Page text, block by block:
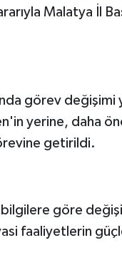
Malatya İl
görev değişimi
yerine, daha
getirildi.
göre
faaliyetlerin